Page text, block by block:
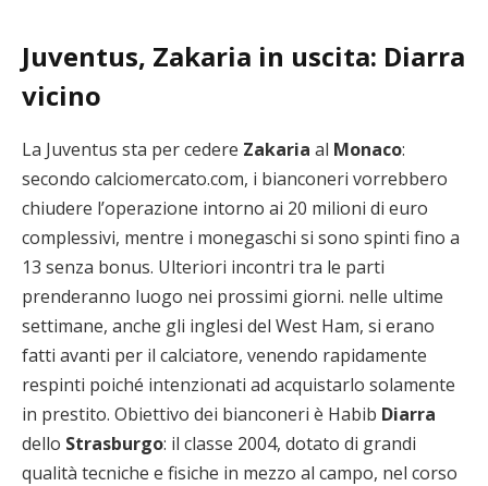
Juventus, Zakaria in uscita: Diarra
vicino
La Juventus sta per cedere Zakaria al Monaco:
secondo calciomercato.com, i bianconeri vorrebbero
chiudere l’operazione intorno ai 20 milioni di euro
complessivi, mentre i monegaschi si sono spinti fino a
13 senza bonus. Ulteriori incontri tra le parti
prenderanno luogo nei prossimi giorni. nelle ultime
settimane, anche gli inglesi del West Ham, si erano
fatti avanti per il calciatore, venendo rapidamente
respinti poiché intenzionati ad acquistarlo solamente
in prestito. Obiettivo dei bianconeri è Habib Diarra
dello Strasburgo: il classe 2004, dotato di grandi
qualità tecniche e fisiche in mezzo al campo, nel corso